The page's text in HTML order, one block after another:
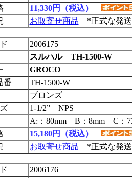
11,330円（税込）
お取寄せ商品 *正式な発送
2006175
スルハル TH-1500-W
GROCO
番
TH-1500-W
ブロンズ
1-1/2” NPS
A:：80mm B：8mm C：
15,180円（税込）
お取寄せ商品 *正式な発送
2006176